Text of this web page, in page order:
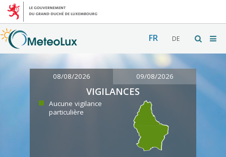
FR DE
08/08/2026 09/08/2026
VIGILANCES
Aucune vigilance
particulière